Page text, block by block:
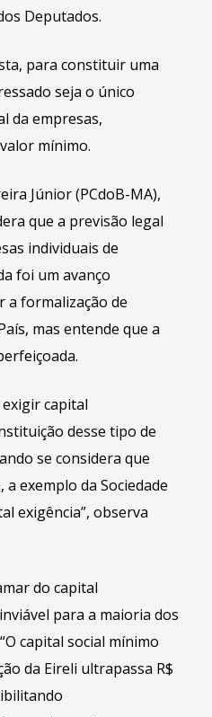
Deputados.
para constituir uma
seja o único
da empresas,
mínimo.
Júnior (PCdoB-MA),
que a previsão legal
individuais de
foi um avanço
formalização de
mas entende que a
capital
desse tipo de
se considera que
exemplo da Sociedade
exigência”, observa
do capital
para a maioria dos
capital social mínimo
da Eireli ultrapassa R$